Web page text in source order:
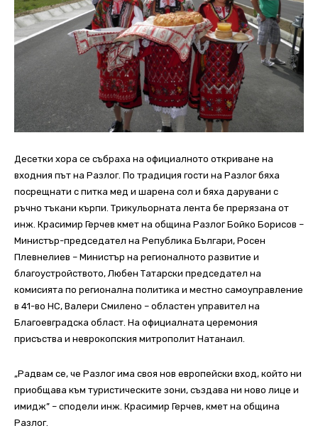
Десетки хора се събраха на официалното откриване на
входния път на Разлог. По традиция гости на Разлог бяха
посрещнати с питка мед и шарена сол и бяха дарувани с
ръчно тъкани кърпи. Трикульорната лента бе прерязана от
инж. Красимир Герчев кмет на община Разлог Бойко Борисов –
Министър-председател на Република Българи, Росен
Плевнелиев – Министър на регионалното развитие и
благоустройството, Любен Татарски председател на
комисията по регионална политика и местно самоуправление
в 41-во НС, Валери Смилено – областен управител на
Благоевградска област. На официалната церемония
присъства и неврокопския митрополит Натанаил.
„Радвам се, че Разлог има своя нов европейски вход, който ни
приобщава към туристическите зони, създава ни ново лице и
имидж” – сподели инж. Красимир Герчев, кмет на община
Разлог.